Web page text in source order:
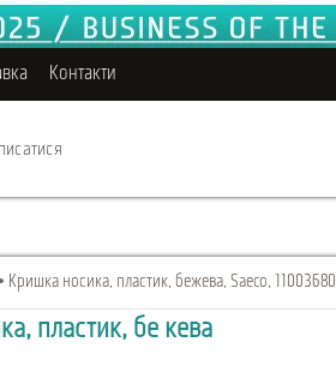
Контакти
Кришка носика, пластик, бежева, Saeco, 11003680
пластик, бежева